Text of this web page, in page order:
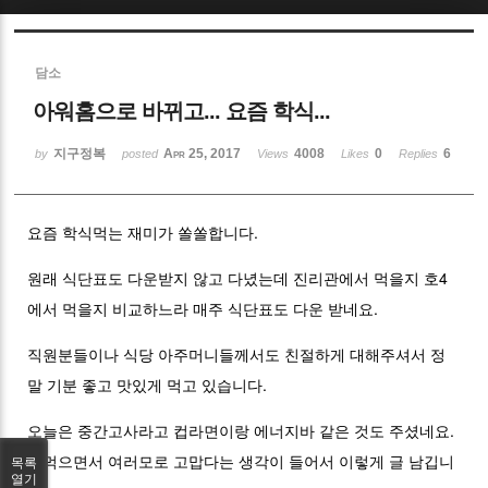
담소
아워홈으로 바뀌고... 요즘 학식...
by 지구정복 posted Apr 25, 2017 Views 4008 Likes 0 Replies 6
요즘 학식먹는 재미가 쏠쏠합니다.
원래 식단표도 다운받지 않고 다녔는데 진리관에서 먹을지 호4
에서 먹을지 비교하느라 매주 식단표도 다운 받네요.
직원분들이나 식당 아주머니들께서도 친절하게 대해주셔서 정
말 기분 좋고 맛있게 먹고 있습니다.
오늘은 중간고사라고 컵라면이랑 에너지바 같은 것도 주셨네요.
밥먹으면서 여러모로 고맙다는 생각이 들어서 이렇게 글 남깁니
목록
열기
Sketchbook5, 스케치북5
Sketchbook5, 스케치북5